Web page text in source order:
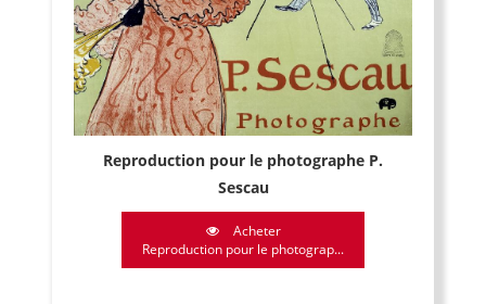
Reproduction pour le photographe P.
Sescau
Acheter
Reproduction pour le photograp...